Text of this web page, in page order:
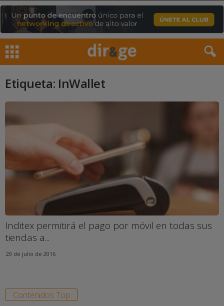
Etiqueta: InWallet
Inditex permitirá el pago por móvil en todas sus
tiendas a...
20 de julio de 2016
Contenidos Top